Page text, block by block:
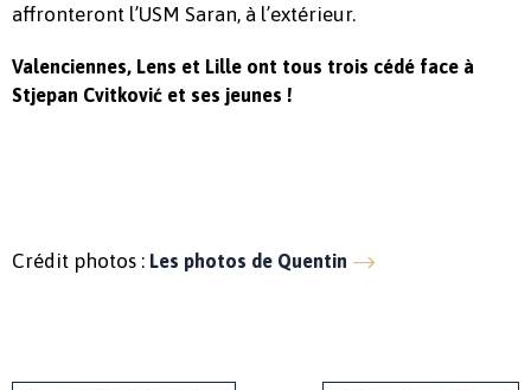
affronteront l’USM Saran, à l’extérieur.
Valenciennes, Lens et Lille ont tous trois cédé face à
Stjepan Cvitković et ses jeunes !
Crédit photos : Les photos de Quentin